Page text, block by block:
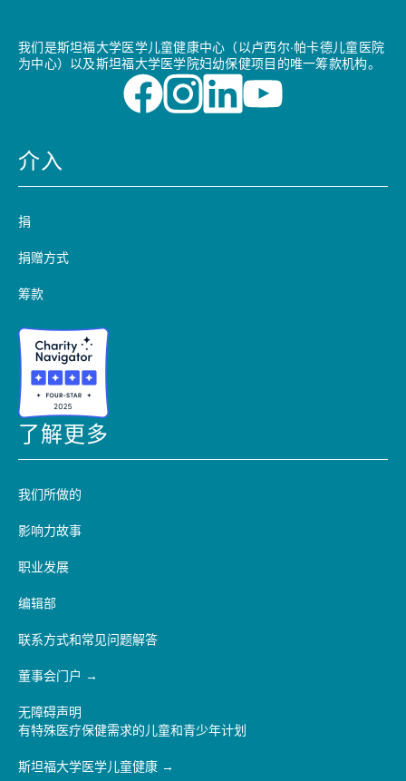
我们是斯坦福大学医学儿童健康中心（以卢西尔·帕卡德儿童医院
为中心）以及斯坦福大学医学院妇幼保健项目的唯一筹款机构。
介入
捐
捐赠方式
筹款
了解更多
我们所做的
影响力故事
职业发展
编辑部
联系方式和常见问题解答
董事会门户
无障碍声明
有特殊医疗保健需求的儿童和青少年计划
斯坦福大学医学儿童健康